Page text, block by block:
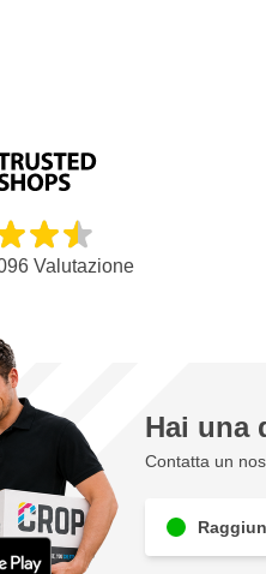
Valutazione
Hai una
Contatta un